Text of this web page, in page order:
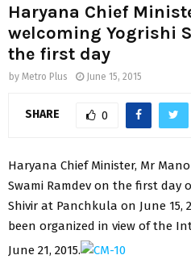
Haryana Chief
welcoming Yogrishi
the first day
by Metro Plus June 15, 2015
SHARE 0
Haryana Chief Minister, Mr
Swami Ramdev on the first day
Shivir at Panchkula on June 15,
been organized in view of the
June 21, 2015.